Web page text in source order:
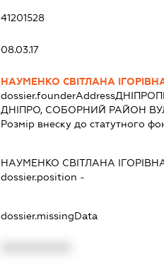
41201528
08.03.17
НАУМЕНКО СВІТЛАНА
dossier.founderAddress
ДНІПРО, СОБОРНИЙ РАЙОН
Розмір внеску до статутного
НАУМЕНКО СВІТЛАНА
dossier.position -
dossier.missingData